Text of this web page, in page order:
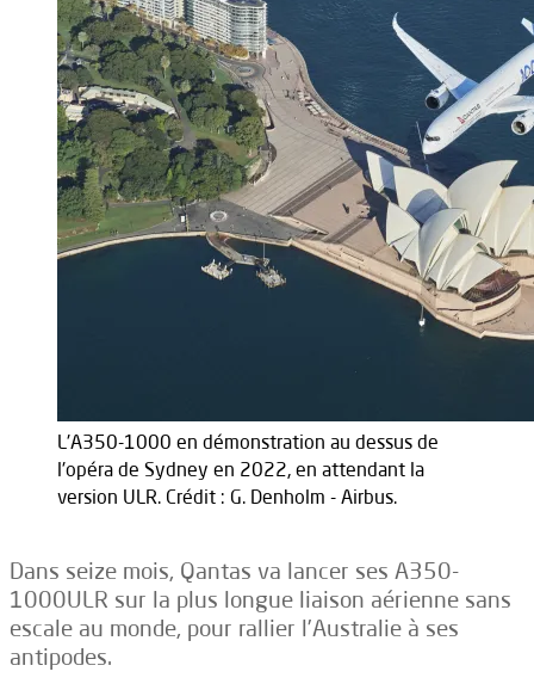
L'A350-1000 en démonstration au dessus de
l'opéra de Sydney en 2022, en attendant la
version ULR. Crédit : G. Denholm - Airbus.
Dans seize mois, Qantas va lancer ses A350-
1000ULR sur la plus longue liaison aérienne sans
escale au monde, pour rallier l’Australie à ses
antipodes.